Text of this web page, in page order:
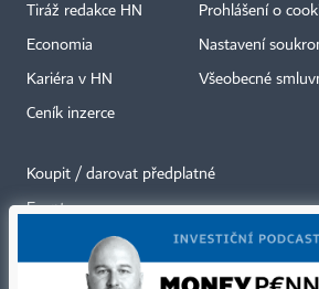
Tiráž redakce HN
Economia
Kariéra v HN
Ceník inzerce
Prohlášení o
Nastavení
Všeobecné
Koupit / darovat předplatné
Eventy
Newslettery
RSS kanály